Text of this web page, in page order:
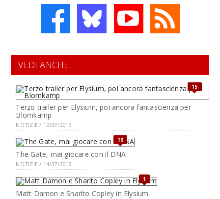
VEDI ANCHE
15
Terzo trailer per Elysium, poi ancora fantascienza per
Blomkamp
NOTIZIE / 12/07/2013
10
The Gate, mai giocare con il DNA
NOTIZIE / 14/07/2012
1
Matt Damon e Sharlto Copley in Elysium